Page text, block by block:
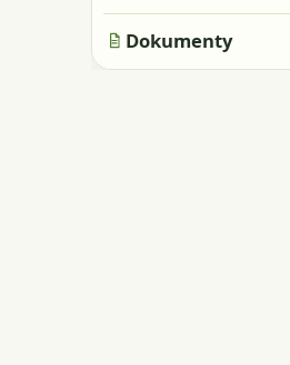
›Značené trasy
›Neznačené trasy
Dokumenty